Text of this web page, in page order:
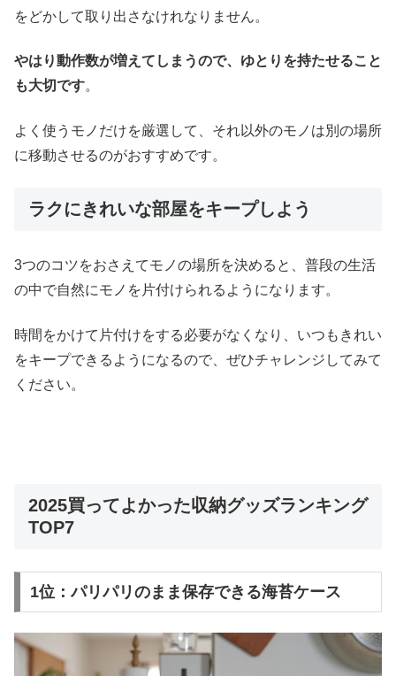
をどかして取り出さなけれなりません。
やはり動作数が増えてしまうので、ゆとりを持たせること
も大切です。
よく使うモノだけを厳選して、それ以外のモノは別の場所
に移動させるのがおすすめです。
ラクにきれいな部屋をキープしよう
3つのコツをおさえてモノの場所を決めると、普段の生活
の中で自然にモノを片付けられるようになります。
時間をかけて片付けをする必要がなくなり、いつもきれい
をキープできるようになるので、ぜひチャレンジしてみて
ください。
2025買ってよかった収納グッズランキング
TOP7
1位：パリパリのまま保存できる海苔ケース